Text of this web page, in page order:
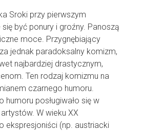
Sroki przy pierwszym
być ponury i groźny. Panoszą
moce. Przygnębiający
jednak paradoksalny komizm,
najbardziej drastycznym,
Ten rodzaj komizmu na
czarnego humoru.
humoru posługiwało się w
W wieku XX
ekspresjoniści (np. austriacki